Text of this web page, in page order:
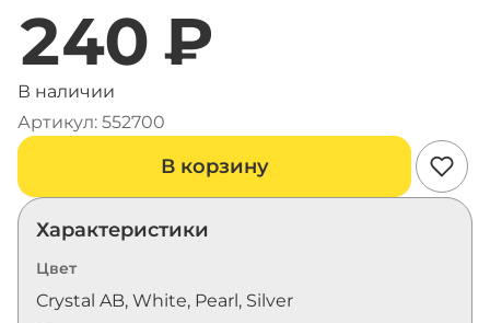
240 ₽
В наличии
Артикул: 552700
В корзину
Характеристики
Цвет
Crystal AB, White, Pearl, Silver